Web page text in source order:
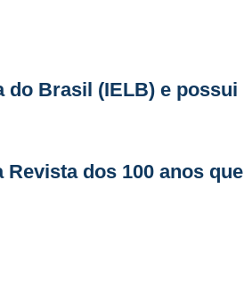
do Brasil (IELB) e possui
dos 100 anos que